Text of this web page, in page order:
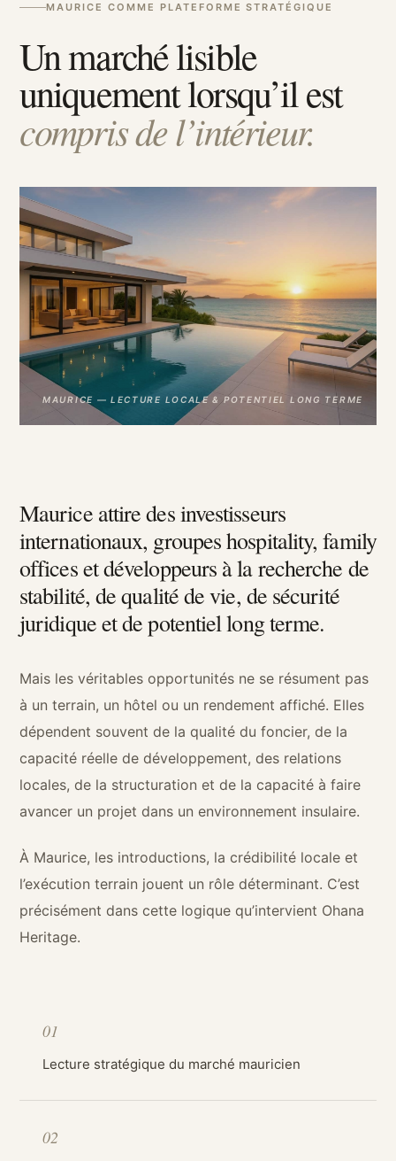
MAURICE COMME PLATEFORME STRATÉGIQUE
Un marché lisible
uniquement lorsqu’il est
compris de l’intérieur.
MAURICE — LECTURE LOCALE & POTENTIEL LONG TERME
Maurice attire des investisseurs
internationaux, groupes hospitality, family
offices et développeurs à la recherche de
stabilité, de qualité de vie, de sécurité
juridique et de potentiel long terme.
Mais les véritables opportunités ne se résument pas
à un terrain, un hôtel ou un rendement affiché. Elles
dépendent souvent de la qualité du foncier, de la
capacité réelle de développement, des relations
locales, de la structuration et de la capacité à faire
avancer un projet dans un environnement insulaire.
À Maurice, les introductions, la crédibilité locale et
l’exécution terrain jouent un rôle déterminant. C’est
précisément dans cette logique qu’intervient Ohana
Heritage.
01
Lecture stratégique du marché mauricien
02